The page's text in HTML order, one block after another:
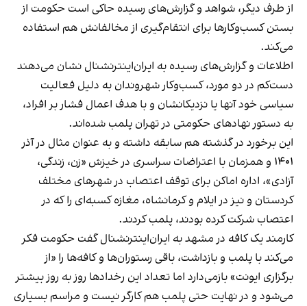
از طرف دیگر، شواهد و گزارش‌های رسیده حاکی است حکومت از
بستن کسب‌وکارها برای انتقام‌گیری از مخالفانش هم استفاده
می‌کند.
اطلاعات و گزارش‌های رسیده به ایران‌اینترنشنال نشان می‌دهند
دست‌کم در دو مورد، کسب‌وکار شهروندان به دلیل فعالیت
سیاسی خود آنها یا نزدیکانشان و با هدف اعمال فشار بر افراد،
به دستور نهادهای حکومتی در تهران پلمب شده‌اند.
این برخورد در گذشته هم سابقه داشته و به عنوان مثال در آذر
۱۴۰۱ و همزمان با اعتراضات سراسری در خیزش «زن، زندگی،
آزادی»، اداره اماکن برای توقف اعتصاب در شهرهای مختلف
کردستان و نیز در ایلام و کرمانشاه، مغازه کسبه‌ای را که در
اعتصاب شرکت کرده بودند، پلمب کردند.
کارمند یک کافه در مشهد به ایران‌اینترنشنال گفت حکومت فکر
می‌کند با پلمب و بازداشت، باقی رستوران‌ها و کافه‌ها را «از
برگزاری ایونت» بازمی‌دارد اما تعداد این رخدادها روز به روز بیشتر
می‌شود و در نهایت حتی پلمب هم کارگر نیست و مراسم بسیاری